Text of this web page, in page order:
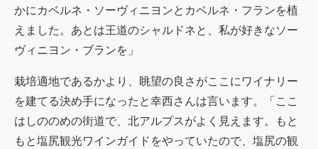
かにカベルネ・ソーヴィニヨンとカベルネ・フランを植
えました。あとは王道のシャルドネと、私が好きなソー
ヴィニヨン・ブランを」
栽培適地であるかより、眺望の良さがここにワイナリー
を建てる決め手になったと幸西さんは言います。「ここ
はしののめの街道で、北アルプスがよく見えます。もと
もと塩尻観光ワインガイドをやっていたので、塩尻の観